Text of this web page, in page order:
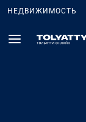
НЕДВИЖИМОСТЬ